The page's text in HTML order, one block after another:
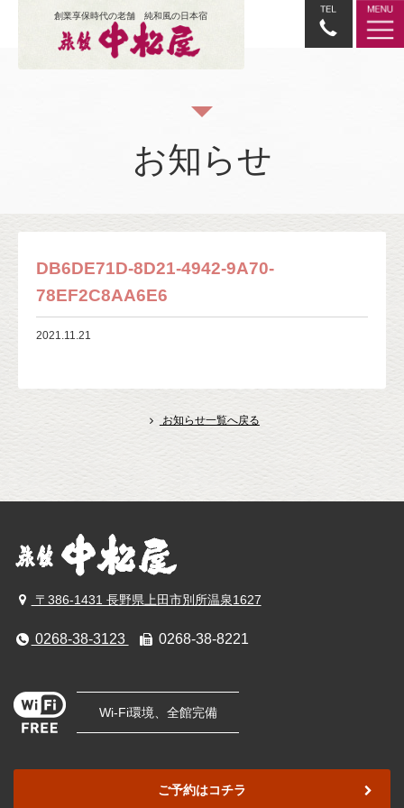
創業享保時代の老舗 純和風の日本宿
お知らせ
DB6DE71D-8D21-4942-9A70-
78EF2C8AA6E6
2021.11.21
お知らせ一覧へ戻る
〒386-1431 長野県上田市別所温泉1627
0268-38-3123 0268-38-8221
Wi-Fi環境、全館完備
ご予約はコチラ